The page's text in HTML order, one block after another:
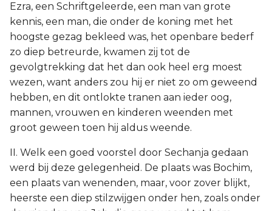
Ezra, een Schriftgeleerde, een man van grote
kennis, een man, die onder de koning met het
hoogste gezag bekleed was, het openbare bederf
zo diep betreurde, kwamen zij tot de
gevolgtrekking dat het dan ook heel erg moest
wezen, want anders zou hij er niet zo om geweend
hebben, en dit ontlokte tranen aan ieder oog,
mannen, vrouwen en kinderen weenden met
groot geween toen hij aldus weende.
II. Welk een goed voorstel door Sechanja gedaan
werd bij deze gelegenheid. De plaats was Bochim,
een plaats van wenenden, maar, voor zover blijkt,
heerste een diep stilzwijgen onder hen, zoals onder